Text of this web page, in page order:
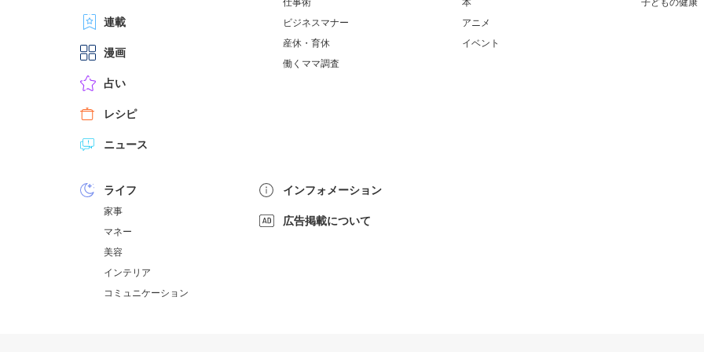
連載
漫画
占い
レシピ
ニュース
仕事術
ビジネスマナー
産休・育休
働くママ調査
本
アニメ
イベント
子どもの健康
ライフ
家事
マネー
美容
インテリア
コミュニケーション
インフォメーション
広告掲載について